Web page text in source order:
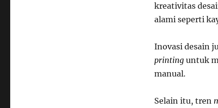
kreativitas
alami seperti
Inovasi desain
printinguntuk
manual.
Selain itu, tren